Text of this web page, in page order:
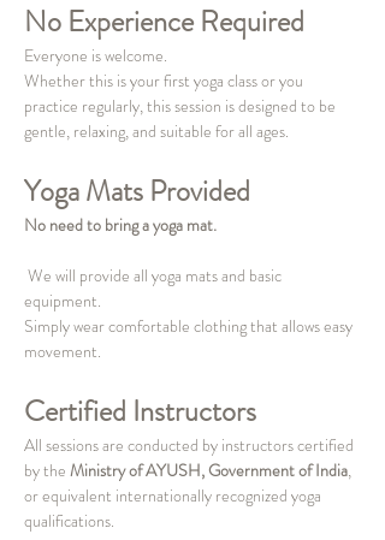
No Experience Required
Everyone is welcome.
Whether this is your first yoga class or you
practice regularly, this session is designed to be
gentle, relaxing, and suitable for all ages.
Yoga Mats Provided
No need to bring a yoga mat.
equipment.
Simply wear comfortable clothing that allows easy
movement.
Certified Instructors
All sessions are conducted by instructors certified
by the Ministry of AYUSH, Government of India,
or equivalent internationally recognized yoga
qualifications.